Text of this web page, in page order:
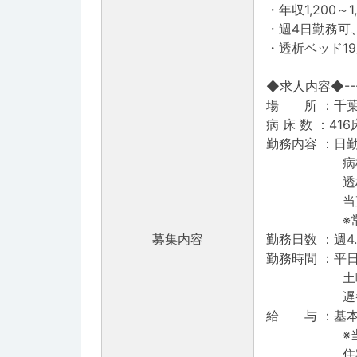
募集内容
・年収1,200～
・週4日勤務
・透析ベッド
◆求人内容
場 所 ：千葉
病 床 数 ：416
勤務内容 ：日
病棟管理(
透析管理(
当直：救急
※常勤医師
勤務日数 ：週
勤務時間 ：平
土曜
遅番あり
給 与 ：基本
※当直給与